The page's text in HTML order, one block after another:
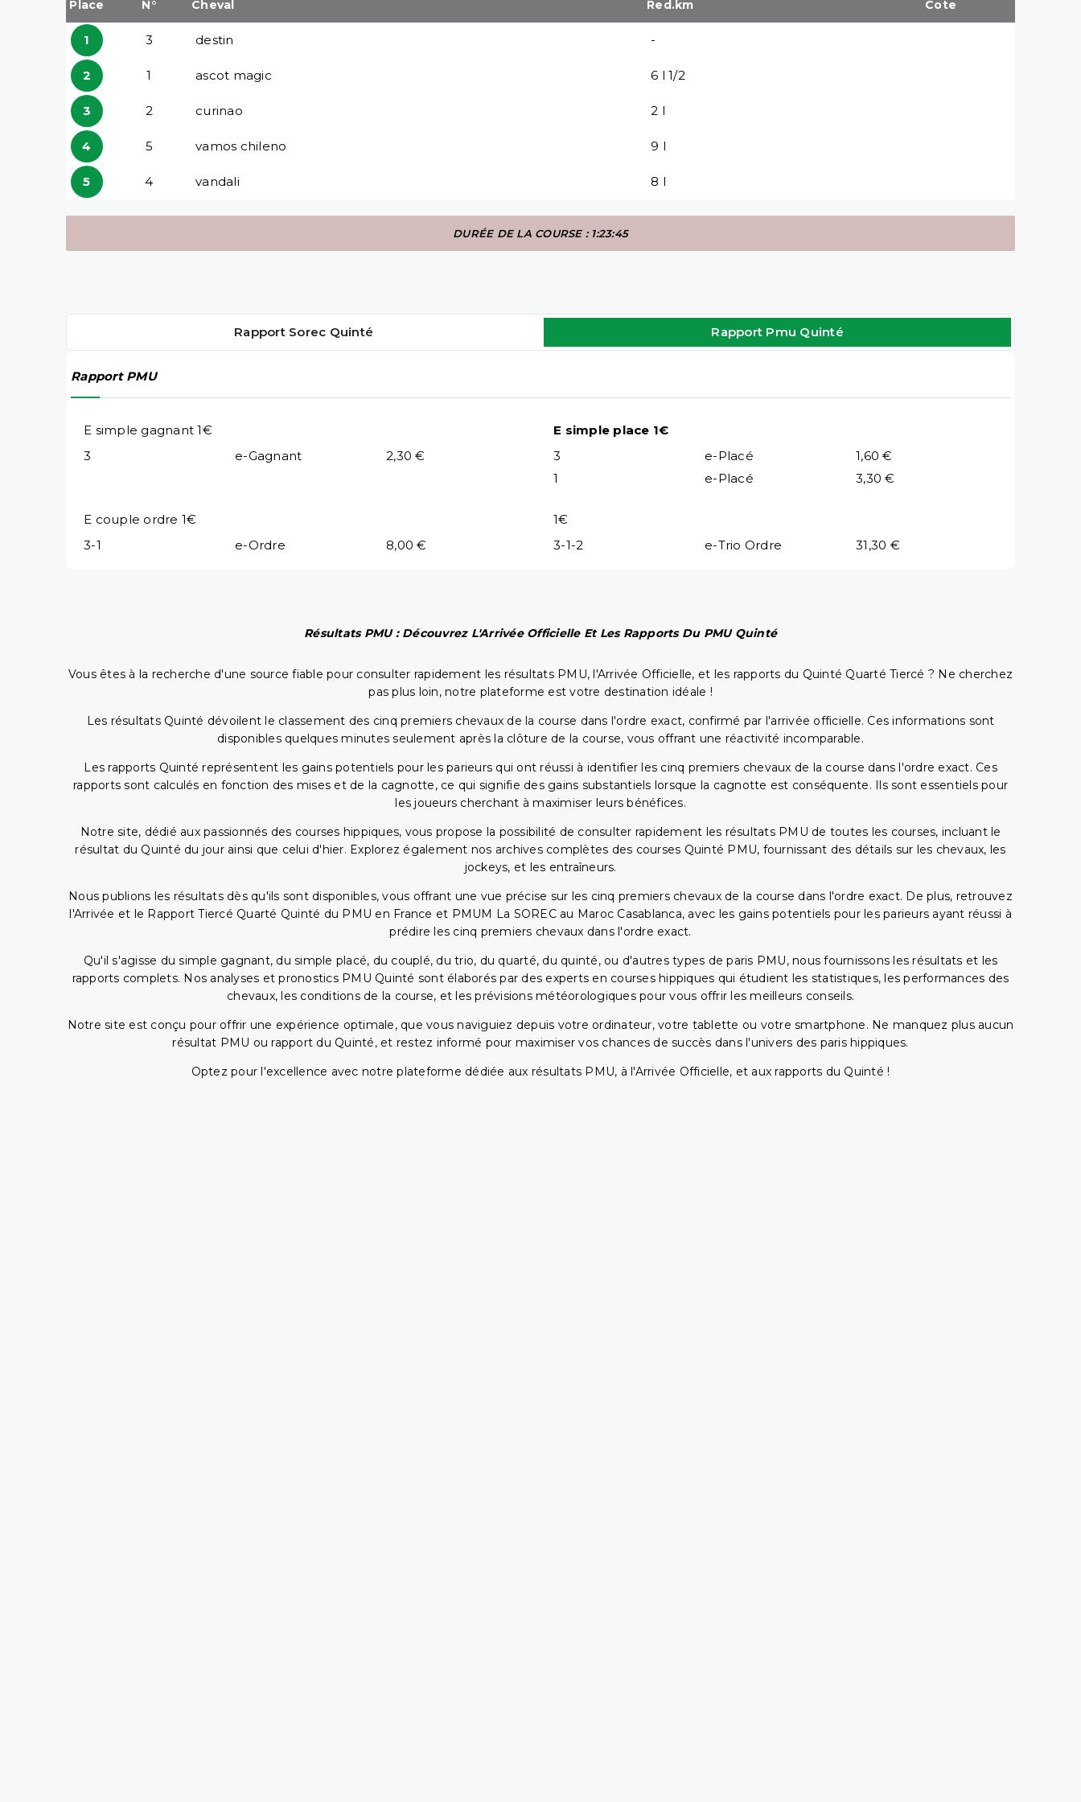
Place N° Cheval Red.km Cote
1 3 destin -
2 1 ascot magic 6 l 1/2
3 2 curinao 2 l
4 5 vamos chileno 9 l
5 4 vandali 8 l
DURÉE DE LA COURSE : 1:23:45
Rapport Sorec Quinté Rapport Pmu Quinté
Rapport PMU
E simple gagnant 1€
3
e-Gagnant 2,30 €
E simple place 1€
3
e-Placé
1,60 €
1
e-Placé 3,30 €
E couple ordre 1€
3-1
e-Ordre 8,00 €
1€
3-1-2
e-Trio Ordre 31,30 €
Résultats PMU : Découvrez L'Arrivée Officielle Et Les Rapports Du PMU Quinté
Vous êtes à la recherche d'une source fiable pour consulter rapidement les résultats PMU, l'Arrivée Officielle, et les rapports du Quinté Quarté Tiercé ? Ne cherchez
pas plus loin, notre plateforme est votre destination idéale !
Les résultats Quinté dévoilent le classement des cinq premiers chevaux de la course dans l'ordre exact, confirmé par l'arrivée officielle. Ces informations sont
disponibles quelques minutes seulement après la clôture de la course, vous offrant une réactivité incomparable.
Les rapports Quinté représentent les gains potentiels pour les parieurs qui ont réussi à identifier les cinq premiers chevaux de la course dans l'ordre exact. Ces
rapports sont calculés en fonction des mises et de la cagnotte, ce qui signifie des gains substantiels lorsque la cagnotte est conséquente. Ils sont essentiels pour
les joueurs cherchant à maximiser leurs bénéfices.
Notre site, dédié aux passionnés des courses hippiques, vous propose la possibilité de consulter rapidement les résultats PMU de toutes les courses, incluant le
résultat du Quinté du jour ainsi que celui d'hier. Explorez également nos archives complètes des courses Quinté PMU, fournissant des détails sur les chevaux, les
jockeys, et les entraîneurs.
Nous publions les résultats dès qu'ils sont disponibles, vous offrant une vue précise sur les cinq premiers chevaux de la course dans l'ordre exact. De plus, retrouvez
l'Arrivée et le Rapport Tiercé Quarté Quinté du PMU en France et PMUM La SOREC au Maroc Casablanca, avec les gains potentiels pour les parieurs ayant réussi à
prédire les cinq premiers chevaux dans l'ordre exact.
Qu'il s'agisse du simple gagnant, du simple placé, du couplé, du trio, du quarté, du quinté, ou d'autres types de paris PMU, nous fournissons les résultats et les
rapports complets. Nos analyses et pronostics PMU Quinté sont élaborés par des experts en courses hippiques qui étudient les statistiques, les performances des
chevaux, les conditions de la course, et les prévisions météorologiques pour vous offrir les meilleurs conseils.
Notre site est conçu pour offrir une expérience optimale, que vous naviguiez depuis votre ordinateur, votre tablette ou votre smartphone. Ne manquez plus aucun
résultat PMU ou rapport du Quinté, et restez informé pour maximiser vos chances de succès dans l'univers des paris hippiques.
Optez pour l'excellence avec notre plateforme dédiée aux résultats PMU, à l'Arrivée Officielle, et aux rapports du Quinté !